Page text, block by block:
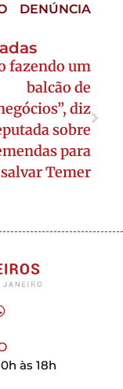
DENÚNCIA
fazendo um
balcão de
diz
sobre
para
salvar Temer
às 18h